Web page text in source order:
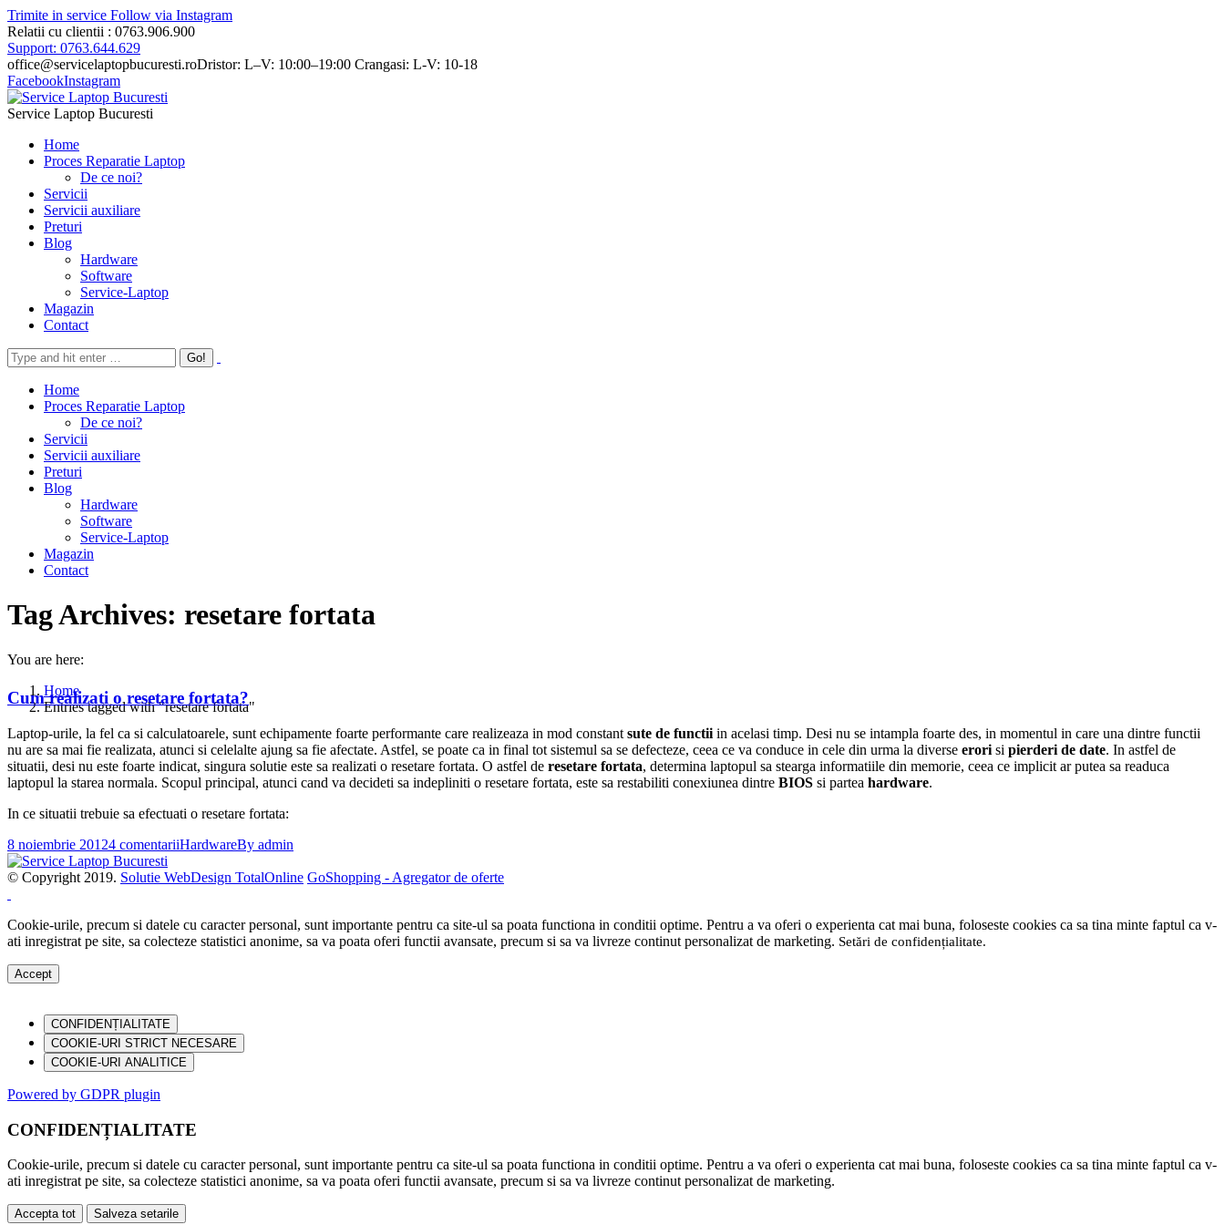
Trimite in service Follow via Instagram
Relatii cu clientii : 0763.906.900
Support: 0763.644.629
office@servicelaptopbucuresti.roDristor: L–V: 10:00–19:00 Crangasi: L-V: 10-18
FacebookInstagram
Service Laptop Bucuresti
Home
Proces Reparatie Laptop
De ce noi?
Servicii
Servicii auxiliare
Preturi
Blog
Hardware
Software
Service-Laptop
Magazin
Contact
Home
Proces Reparatie Laptop
De ce noi?
Servicii
Servicii auxiliare
Preturi
Blog
Hardware
Software
Service-Laptop
Magazin
Contact
Tag Archives: resetare fortata
You are here:
Home
Entries tagged with "resetare fortata"
Cum realizati o resetare fortata?
Laptop-urile, la fel ca si calculatoarele, sunt echipamente foarte performante care realizeaza in mod constant sute de functii in acelasi timp. Desi nu se intampla foarte des, in momentul in care una dintre functii
nu are sa mai fie realizata, atunci si celelalte ajung sa fie afectate. Astfel, se poate ca in final tot sistemul sa se defecteze, ceea ce va conduce in cele din urma la diverse erori si pierderi de date. In astfel de
situatii, desi nu este foarte indicat, singura solutie este sa realizati o resetare fortata. O astfel de resetare fortata, determina laptopul sa stearga informatiile din memorie, ceea ce implicit ar putea sa readuca
laptopul la starea normala. Scopul principal, atunci cand va decideti sa indepliniti o resetare fortata, este sa restabiliti conexiunea dintre BIOS si partea hardware.
In ce situatii trebuie sa efectuati o resetare fortata:
8 noiembrie 20124 comentariiHardwareBy admin
© Copyright 2019. Solutie WebDesign TotalOnline GoShopping - Agregator de oferte
Cookie-urile, precum si datele cu caracter personal, sunt importante pentru ca site-ul sa poata functiona in conditii optime. Pentru a va oferi o experienta cat mai buna, foloseste cookies ca sa tina minte faptul ca v-
ati inregistrat pe site, sa colecteze statistici anonime, sa va poata oferi functii avansate, precum si sa va livreze continut personalizat de marketing. Setări de confidențialitate.
Accept
CONFIDENȚIALITATE
COOKIE-URI STRICT NECESARE
COOKIE-URI ANALITICE
Powered by GDPR plugin
CONFIDENȚIALITATE
Cookie-urile, precum si datele cu caracter personal, sunt importante pentru ca site-ul sa poata functiona in conditii optime. Pentru a va oferi o experienta cat mai buna, foloseste cookies ca sa tina minte faptul ca v-
ati inregistrat pe site, sa colecteze statistici anonime, sa va poata oferi functii avansate, precum si sa va livreze continut personalizat de marketing.
Accepta tot Salveza setarile